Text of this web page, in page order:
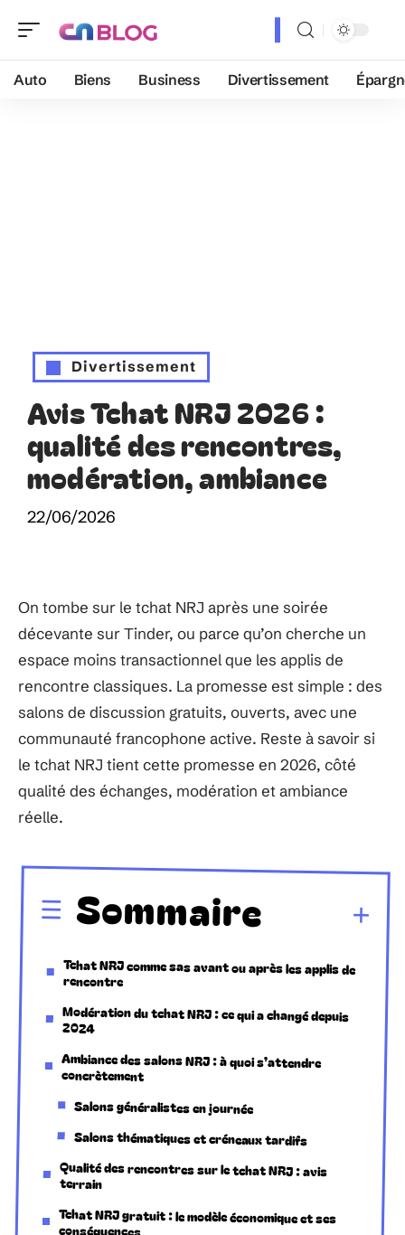
Auto Biens Business Divertissement
Divertissement
Avis Tchat NRJ 2026 :
qualité des rencontres,
modération, ambiance
22/06/2026
On tombe sur le tchat NRJ après une soirée
décevante sur Tinder, ou parce qu’on cherche un
espace moins transactionnel que les applis de
rencontre classiques. La promesse est simple : des
salons de discussion gratuits, ouverts, avec une
communauté francophone active. Reste à savoir si
le tchat NRJ tient cette promesse en 2026, côté
qualité des échanges, modération et ambiance
réelle.
Sommaire
Tchat NRJ comme sas avant ou après les applis de
rencontre
Modération du tchat NRJ : ce qui a changé depuis
2024
Ambiance des salons NRJ : à quoi s’attendre
concrètement
Salons généralistes en journée
Salons thématiques et créneaux tardifs
Qualité des rencontres sur le tchat NRJ : avis
terrain
Tchat NRJ gratuit : le modèle économique et ses
conséquences